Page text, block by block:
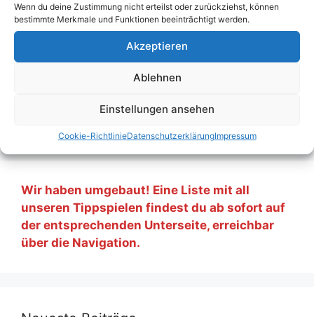
Wenn du deine Zustimmung nicht erteilst oder zurückziehst, können
bestimmte Merkmale und Funktionen beeinträchtigt werden.
Akzeptieren
Ablehnen
Einstellungen ansehen
Cookie-RichtlinieDatenschutzerklärungImpressum
Astor III,John Jacob Astor IV,New York,
Regionalliga,Stuttgart,Waldorf,Waldorf-
Waldorfsalat,Waldorfschule
William Backhouse Astor,William Backhouse
Kommentar hinterlassen
Wir haben umgebaut! Eine Liste mit all
unseren Tippspielen findest du ab sofort auf
der entsprechenden Unterseite, erreichbar
über die Navigation.